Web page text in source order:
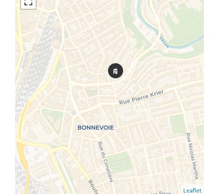
Leaflet